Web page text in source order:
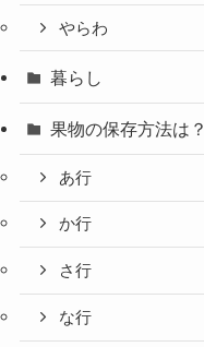
やらわ
暮らし
果物の保存方法は？
あ行
か行
さ行
な行